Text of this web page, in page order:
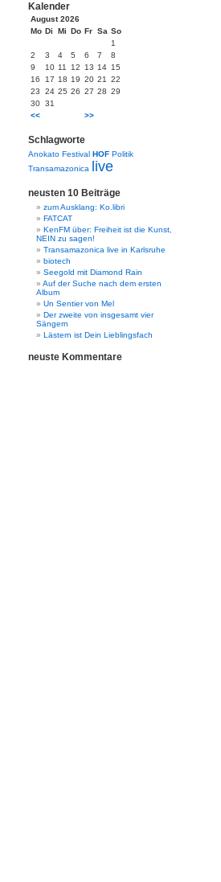
Kalender
August 2026
Mo Di Mi Do Fr Sa So
1
2
3 4 5 6 7
8
9
10 11 12 13 14 15
16
17 18 19 20 21
22
23
24 25 26 27 28 29
30 31
<<
>>
Schlagworte
Anokato Festival HOF Politik
Transamazonica
live
neusten 10 Beiträge
zum Ausklang: Ko.libri
FATCAT
KenFM über: Freiheit ist die Kunst,
NEIN zu sagen!
Transamazonica live in Karlsruhe
biotech
Seegold mit Diamond Rain
Auf der Suche nach dem ersten
Album
Un Sentier von Mel
Der zweite von insgesamt vier
Sängern
Lästern ist Dein Lieblingsfach
neuste Kommentare